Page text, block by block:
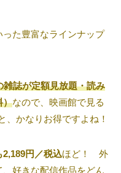
た豊富なラインナップ
雑誌が定額見放題・読み
）なので、映画館で見る
、かなりお得ですよね！
2,189円／税込ほど！ 外
好きな配信作品をどん